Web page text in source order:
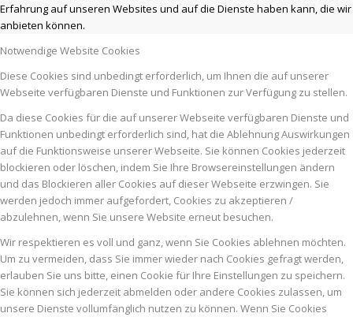
Erfahrung auf unseren Websites und auf die Dienste haben kann, die wir
anbieten können.
Notwendige Website Cookies
Diese Cookies sind unbedingt erforderlich, um Ihnen die auf unserer
Webseite verfügbaren Dienste und Funktionen zur Verfügung zu stellen.
Da diese Cookies für die auf unserer Webseite verfügbaren Dienste und
Funktionen unbedingt erforderlich sind, hat die Ablehnung Auswirkungen
auf die Funktionsweise unserer Webseite. Sie können Cookies jederzeit
blockieren oder löschen, indem Sie Ihre Browsereinstellungen ändern
und das Blockieren aller Cookies auf dieser Webseite erzwingen. Sie
werden jedoch immer aufgefordert, Cookies zu akzeptieren /
abzulehnen, wenn Sie unsere Website erneut besuchen.
Wir respektieren es voll und ganz, wenn Sie Cookies ablehnen möchten.
Um zu vermeiden, dass Sie immer wieder nach Cookies gefragt werden,
erlauben Sie uns bitte, einen Cookie für Ihre Einstellungen zu speichern.
Sie können sich jederzeit abmelden oder andere Cookies zulassen, um
unsere Dienste vollumfänglich nutzen zu können. Wenn Sie Cookies